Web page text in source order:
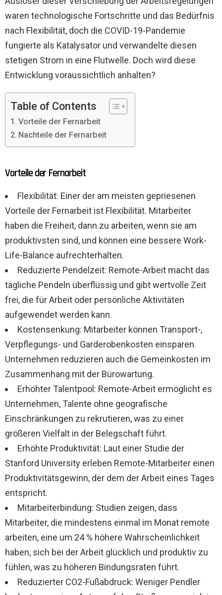
waren technologische Fortschritte und das Bedürfnis
nach Flexibilität, doch die COVID-19-Pandemie
fungierte als Katalysator und verwandelte diesen
stetigen Strom in eine Flutwelle. Doch wird diese
Entwicklung voraussichtlich anhalten?
Table of Contents
Vorteile der Fernarbeit
Nachteile der Fernarbeit
Vorteile der Fernarbeit
Flexibilität: Einer der am meisten gepriesenen
Vorteile der Fernarbeit ist Flexibilität. Mitarbeiter
haben die Freiheit, dann zu arbeiten, wenn sie am
produktivsten sind, und können eine bessere Work-
Life-Balance aufrechterhalten.
Reduzierte Pendelzeit: Remote-Arbeit macht das
tägliche Pendeln überflüssig und gibt wertvolle Zeit
frei, die für Arbeit oder persönliche Aktivitäten
aufgewendet werden kann.
Kostensenkung: Mitarbeiter können Transport-,
Verpflegungs- und Garderobenkosten einsparen.
Unternehmen reduzieren auch die Gemeinkosten im
Zusammenhang mit der Bürowartung.
Erhöhter Talentpool: Remote-Arbeit ermöglicht es
Unternehmen, Talente ohne geografische
Einschränkungen zu rekrutieren, was zu einer
größeren Vielfalt in der Belegschaft führt.
Erhöhte Produktivität: Laut einer Studie der
Stanford University erleben Remote-Mitarbeiter einen
Produktivitätsgewinn, der dem der Arbeit eines Tages
entspricht.
Mitarbeiterbindung: Studien zeigen, dass
Mitarbeiter, die mindestens einmal im Monat remote
arbeiten, eine um 24 % höhere Wahrscheinlichkeit
haben, sich bei der Arbeit glücklich und produktiv zu
fühlen, was zu höheren Bindungsraten führt.
Reduzierter CO2-Fußabdruck: Weniger Pendler